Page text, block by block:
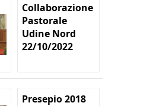
Collaborazione
Pastorale
Udine Nord
22/10/2022
Presepio 2018